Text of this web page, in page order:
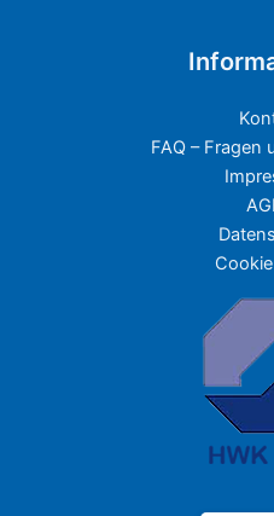
FAQ – Fragen